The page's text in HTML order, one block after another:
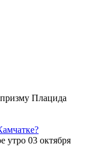
Плацида
утро 03 октября